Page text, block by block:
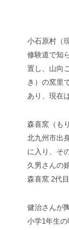
小石原村（
修験道で知
置し、山向
き）の窯里
あり、現在
森喜窯（も
北九州市出
に入り、そ
久男さんの
森喜窯 2代
健治さんが
小学1年生